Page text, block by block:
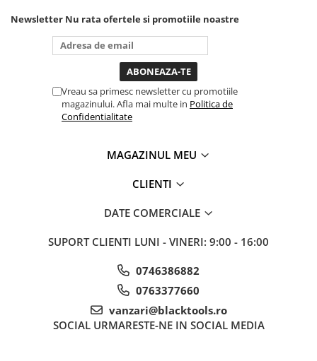
Sistem franare
Sistem Vibro-Power
Sisteme de ridicare si sustinere
Cricuri Hidraulice
Surubelnite Si Biti
Truse de surubelnite
Masini de echilibrat roti
puternica si de la baterie care
tine destul de mult dar daca o
bagi la priza nu mai ai treaba
toata ziua ,ce...
Newsletter Nu rata ofertele si promotiile noastre
Vreau sa primesc newsletter cu promotiile
magazinului. Afla mai multe in Politica de
Confidentialitate
MAGAZINUL MEU
CLIENTI
DATE COMERCIALE
SUPORT CLIENTI LUNI - VINERI: 9:00 - 16:00
0746386882
0763377660
vanzari@blacktools.ro
SOCIAL URMARESTE-NE IN SOCIAL MEDIA